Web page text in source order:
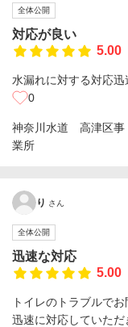
全体公開
対応が良い
5.00
水漏れに対する対応
0
神奈川水道 高津区事
業所
り さん
全体公開
迅速な対応
5.00
トイレのトラブルで
迅速に対応していた